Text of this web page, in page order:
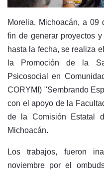
Morelia, Michoacán, a 09
fin de generar proyectos
hasta la fecha, se realiza
la Promoción de la
Psicosocial en
CORYMI) "Sembrando
con el apoyo de la
de la Comisión Estatal
Michoacán.
Los trabajos, fueron
noviembre por el